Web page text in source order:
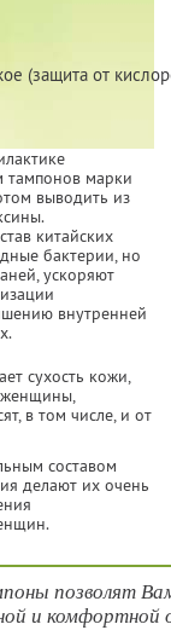
(защита от
тампонов марки
выводить из
китайских
бактерии, но
ускоряют
внутренней
сухость кожи,
в том числе, и от
составом
делают их очень
позволят
и комфортной